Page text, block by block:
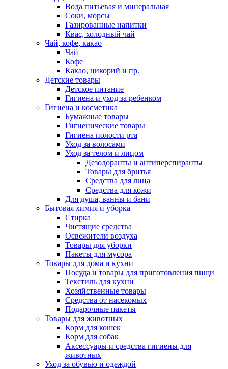
Вода питьевая и минеральная
Соки, морсы
Газированные напитки
Квас, холодный чай
Чай, кофе, какао
Чай
Кофе
Какао, цикорий и пр.
Детские товары
Детское питание
Гигиена и уход за ребенком
Гигиена и косметика
Бумажные товары
Гигиенические товары
Гигиена полости рта
Уход за волосами
Уход за телом и лицом
Дезодоранты и антиперспиранты
Товары для бритья
Средства для лица
Средства для кожи
Для душа, ванны и бани
Бытовая химия и уборка
Стирка
Чистящие средства
Освежители воздуха
Товары для уборки
Пакеты для мусора
Товары для дома и кухни
Посуда и товары для приготовления пищи
Текстиль для кухни
Хозяйственные товары
Средства от насекомых
Подарочные пакеты
Товары для животных
Корм для кошек
Корм для собак
Аксессуары и средства гигиены для
животных
Уход за обувью и одеждой